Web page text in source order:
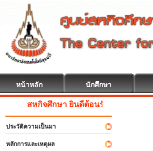
หน้าหลัก นักศึกษา
สหกิจศึกษา ยินดีต้อนรับ
ประวัติความเป็นมา
หลักการและเหตุผล